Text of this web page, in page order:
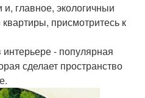
главное, экологичныи
присмотритесь к
- популярная
сделает пространство